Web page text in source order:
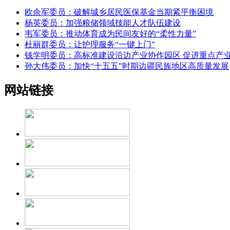
欧余军委员：破解城乡居民医保基金当期紧平衡困境
杨英委员：加强粮储领域技能人才队伍建设
韦军委员：推动体育成为民间友好的“柔性力量”
杜丽群委员：让护理服务“一键上门”
钱学明委员：高标准建设沿边产业协作园区 促进重点产
孙大伟委员：加快“十五五”时期边疆民族地区高质量发展
网站链接